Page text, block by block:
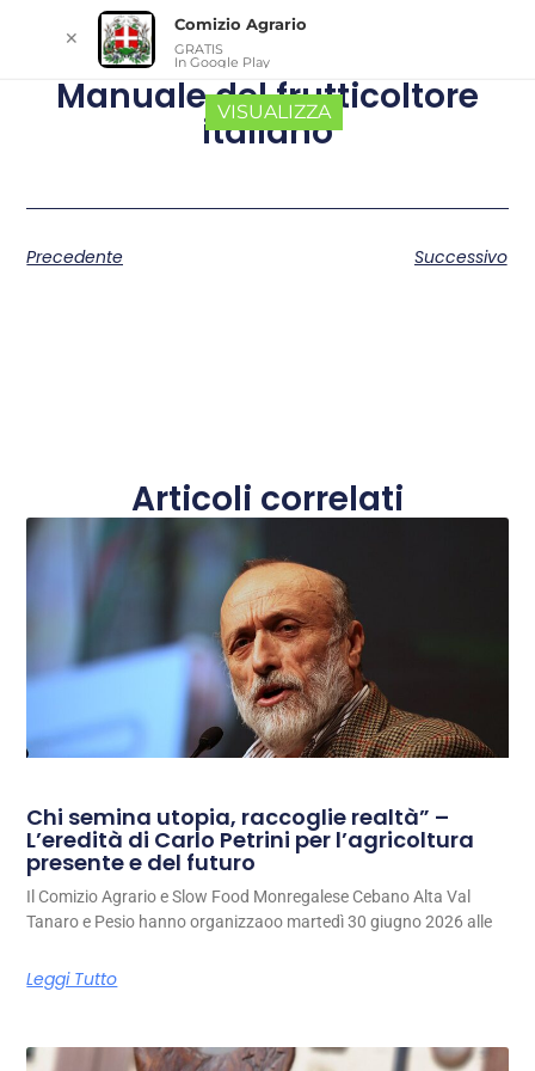
Manuale del frutticoltore
italiano
Precedente Successivo
Articoli correlati
Chi semina utopia, raccoglie realtà” –
L’eredità di Carlo Petrini per l’agricoltura
presente e del futuro
Il Comizio Agrario e Slow Food Monregalese Cebano Alta Val
Tanaro e Pesio hanno organizzaoo martedì 30 giugno 2026 alle
Leggi Tutto
✕
Comizio Agrario
GRATIS
In Google Play
VISUALIZZA